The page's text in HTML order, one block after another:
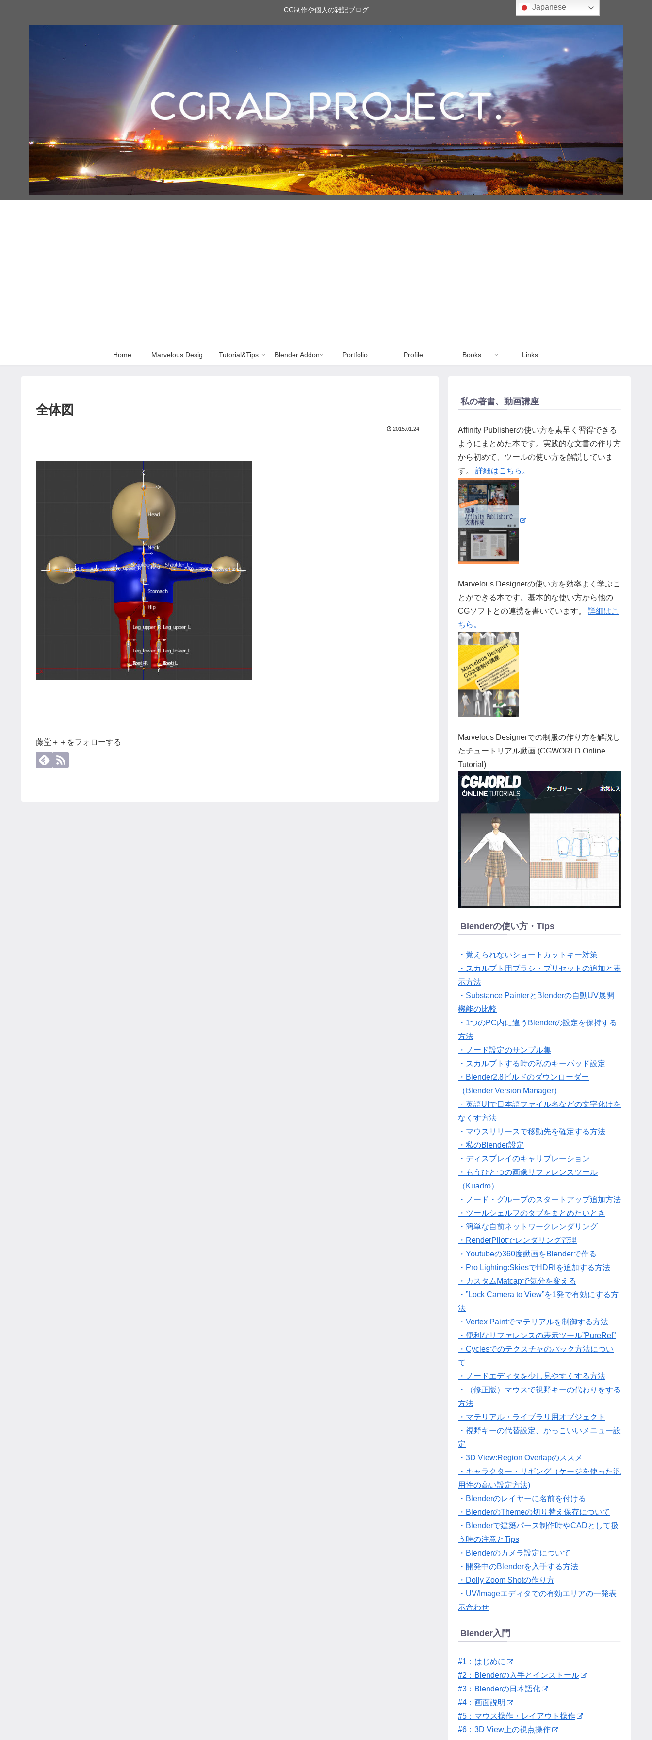
CG制作や個人の雑記ブログ
Home Tutorial&Tips Blender Addon Portfolio Profile Books Links
全体図
2015.01.24
藤堂＋＋をフォローする
私の著書、動画講座
Affinity Publisherの使い方を素早く習得できる
ようにまとめた本です。実践的な文書の作り方
から初めて、ツールの使い方を解説していま
す。 詳細はこちら。
Marvelous Designerの使い方を効率よく学ぶこ
とができる本です。基本的な使い方から他の
CGソフトとの連携を書いています。 詳細はこ
ちら。
Marvelous Designerでの制服の作り方を解説し
たチュートリアル動画 (CGWORLD Online
Tutorial)
Blenderの使い方・Tips
・覚えられないショートカットキー対策
・スカルプト用ブラシ・プリセットの追加と表
示方法
・Substance PainterとBlenderの自動UV展開
機能の比較
・1つのPC内に違うBlenderの設定を保持する
方法
・ノード設定のサンプル集
・スカルプトする時の私のキーパッド設定
・Blender2.8ビルドのダウンローダー
（Blender Version Manager）
・英語UIで日本語ファイル名などの文字化けを
なくす方法
・マウスリリースで移動先を確定する方法
・私のBlender設定
・ディスプレイのキャリブレーション
・もうひとつの画像リファレンスツール
（Kuadro）
・ノード・グループのスタートアップ追加方法
・ツールシェルフのタブをまとめたいとき
・簡単な自前ネットワークレンダリング
・RenderPilotでレンダリング管理
・Youtubeの360度動画をBlenderで作る
・Pro Lighting:SkiesでHDRIを追加する方法
・カスタムMatcapで気分を変える
・”Lock Camera to View”を1発で有効にする方
法
・Vertex Paintでマテリアルを制御する方法
・便利なリファレンスの表示ツール”PureRef”
・Cyclesでのテクスチャのパック方法につい
て
・ノードエディタを少し見やすくする方法
・（修正版）マウスで視野キーの代わりをする
方法
・マテリアル・ライブラリ用オブジェクト
・視野キーの代替設定、かっこいいメニュー設
定
・3D View:Region Overlapのススメ
・キャラクター・リギング（ケージを使った汎
用性の高い設定方法)
・Blenderのレイヤーに名前を付ける
・BlenderのThemeの切り替え保存について
・Blenderで建築パース制作時やCADとして扱
う時の注意とTips
・Blenderのカメラ設定について
・開発中のBlenderを入手する方法
・Dolly Zoom Shotの作り方
・UV/Imageエディタでの有効エリアの一発表
示合わせ
Blender入門
#1：はじめに
#2：Blenderの入手とインストール
#3：Blenderの日本語化
#4：画面説明
#5：マウス操作・レイアウト操作
#6：3D View上の視点操作
Japanese